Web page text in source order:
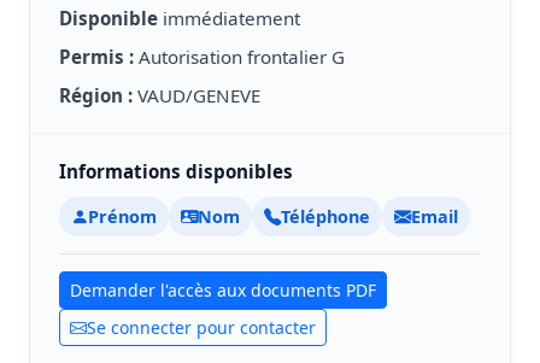
Disponible immédiatement
Permis : Autorisation frontalier G
Région : VAUD/GENEVE
Informations disponibles
Prénom Nom Téléphone Email
Demander l'accès aux documents PDF
Se connecter pour contacter